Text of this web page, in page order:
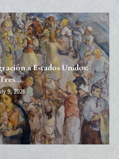
a Estados Unidos:
9, 2026